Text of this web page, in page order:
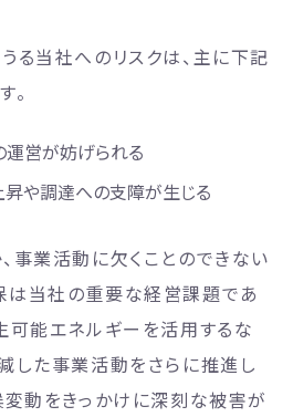
る当社へのリスクは、主に下記
。
営が妨げられる
や調達への支障が生じる
事業活動に欠くことのできない
は当社の重要な経営課題であ
可能エネルギーを活用するな
した事業活動をさらに推進し
変動をきっかけに深刻な被害が